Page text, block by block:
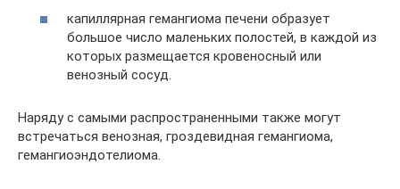
капиллярная гемангиома печени образует
большое число маленьких полостей, в каждой из
которых размещается кровеносный или
венозный сосуд.
Наряду с самыми распространенными также могут
встречаться венозная, гроздевидная гемангиома,
гемангиоэндотелиома.